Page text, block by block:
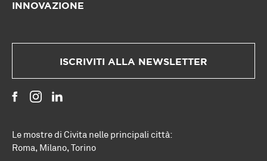
INNOVAZIONE
ISCRIVITI ALLA NEWSLETTER
Le mostre di Civita nelle principali città:
Roma, Milano,Torino